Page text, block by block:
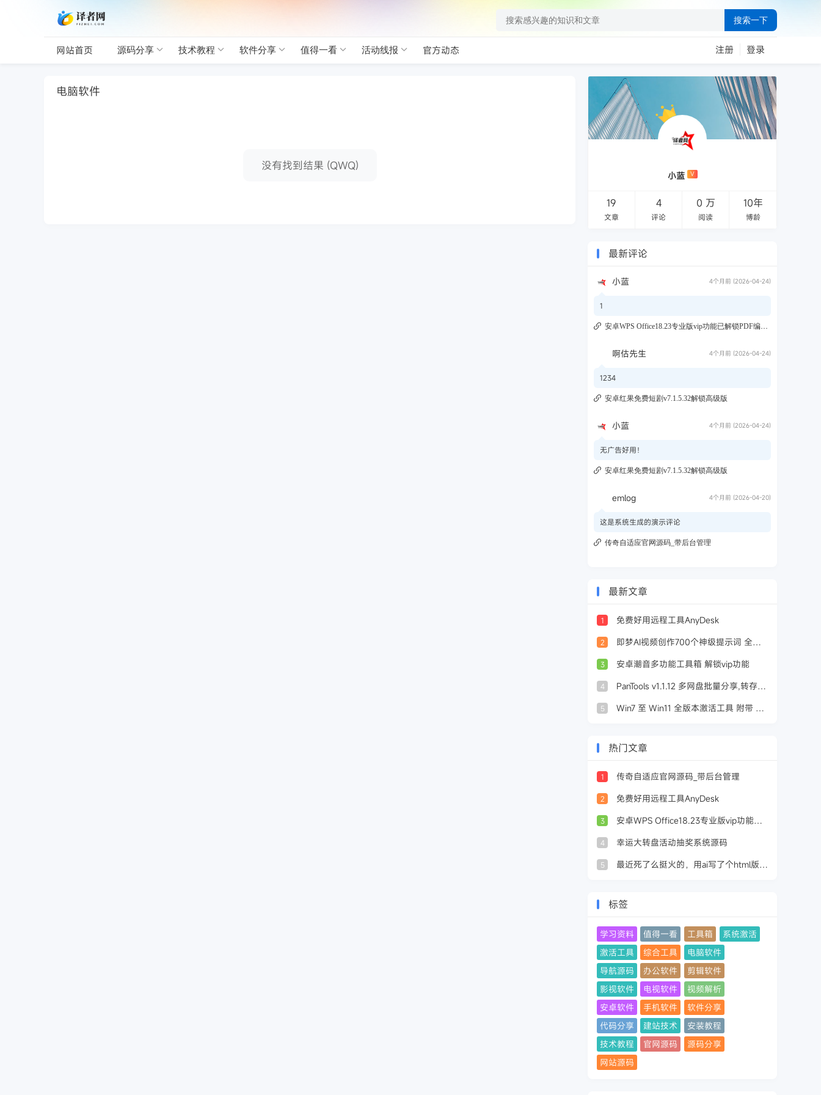
搜索一下
网站首页 源码分享 技术教程 软件分享 值得一看 活动线报 官方动态 注册 登录
电脑软件
没有找到结果 (QWQ)
小蓝 V
19
文章
4
评论
0 万
阅读
10年
博龄
最新评论
小蓝 4个月前 (2026-04-24)
1
安卓WPS Office18.23专业版vip功能已解锁PDF编辑转换工具
啊估先生 4个月前 (2026-04-24)
1234
安卓红果免费短剧v7.1.5.32解锁高级版
小蓝 4个月前 (2026-04-24)
无广告好用！
安卓红果免费短剧v7.1.5.32解锁高级版
emlog 4个月前 (2026-04-20)
这是系统生成的演示评论
传奇自适应官网源码_带后台管理
最新文章
1 免费好用远程工具AnyDesk
2 即梦AI视频创作700个神级提示词 全套学习教程
3 安卓潮音多功能工具箱 解锁vip功能
4 PanTools v1.1.12 多网盘批量分享,转存,重命名,资源监控,数据同步
5 Win7 至 Win11 全版本激活工具 附带 Office 激活
热门文章
1 传奇自适应官网源码_带后台管理
2 免费好用远程工具AnyDesk
3 安卓WPS Office18.23专业版vip功能已解锁PDF编辑转换工具
4 幸运大转盘活动抽奖系统源码
5 最近死了么挺火的，用ai写了个html版活着么
标签
学习资料 值得一看 工具箱
系统激活
激活工具
综合工具
电脑软件
导航源码
办公软件
剪辑软件
影视软件
电视软件
视频解析
安卓软件
手机软件
软件分享
代码分享
建站技术
安装教程
技术教程
官网源码
源码分享
网站源码